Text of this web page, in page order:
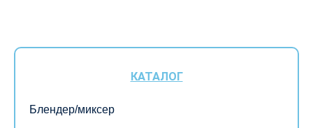
КАТАЛОГ
Блендер/миксер